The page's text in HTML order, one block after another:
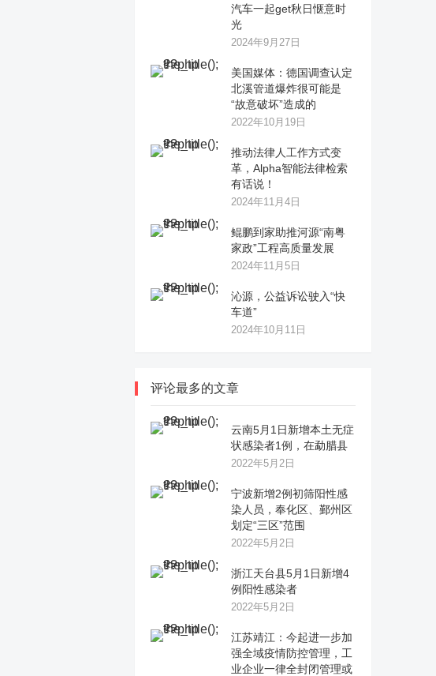
汽车一起get秋日惬意时
光
2024年9月27日
美国媒体：德国调查认定
北溪管道爆炸很可能是
“故意破坏”造成的
2022年10月19日
推动法律人工作方式变
革，Alpha智能法律检索
有话说！
2024年11月4日
鲲鹏到家助推河源“南粤
家政”工程高质量发展
2024年11月5日
沁源，公益诉讼驶入“快
车道”
2024年10月11日
评论最多的文章
云南5月1日新增本土无症
状感染者1例，在勐腊县
2022年5月2日
宁波新增2例初筛阳性感
染人员，奉化区、鄞州区
划定“三区”范围
2022年5月2日
浙江天台县5月1日新增4
例阳性感染者
2022年5月2日
江苏靖江：今起进一步加
强全域疫情防控管理，工
业企业一律全封闭管理或